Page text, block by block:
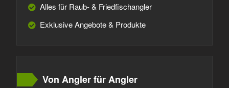
Alles für Raub- & Friedfischangler
Exklusive Angebote & Produkte
Von Angler für Angler